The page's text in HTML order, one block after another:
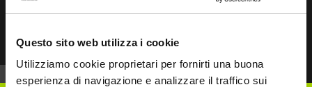
Questo sito web utilizza i cookie
Utilizziamo cookie proprietari per fornirti una buona
esperienza di navigazione e analizzare il traffico sui